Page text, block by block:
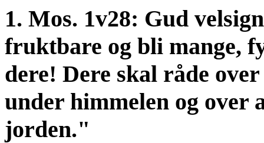
1. Mos. 1v28: Gud
fruktbare og bli mange,
dere! Dere skal råde
under himmelen og over
jorden."